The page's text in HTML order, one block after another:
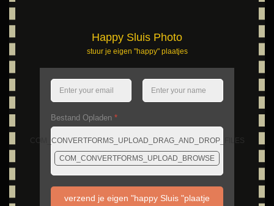
Happy Sluis Photo
stuur je eigen "happy" plaatjes
Bestand Opladen *
COM_CONVERTFORMS_UPLOAD_DRAG_AND_DROP_FILES
COM_CONVERTFORMS_UPLOAD_BROWSE
verzend je eigen "happy Sluis "plaatje